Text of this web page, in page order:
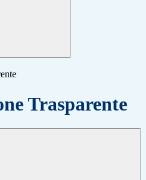
Trasparente